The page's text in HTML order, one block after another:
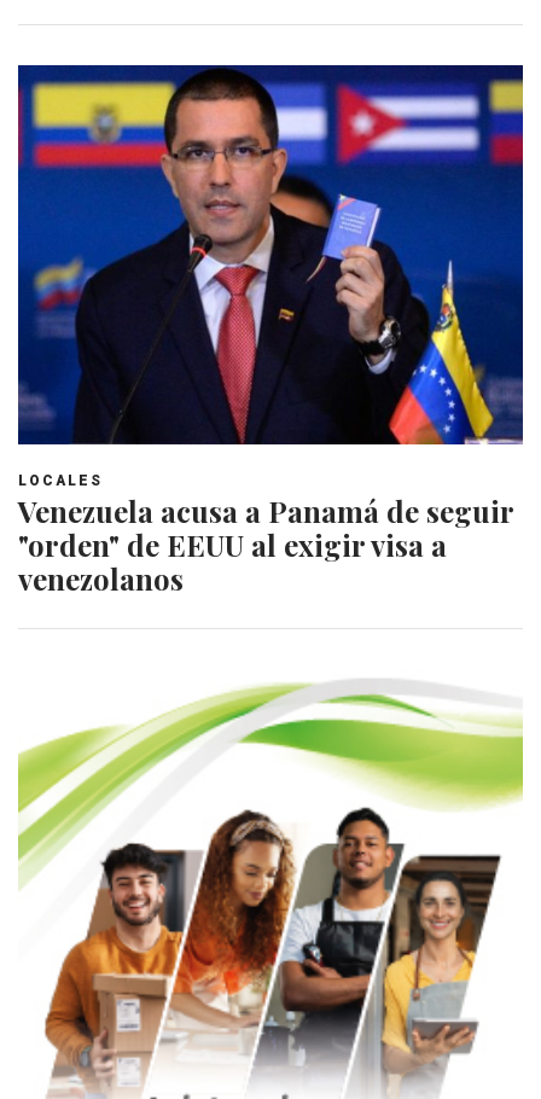
LOCALES
Venezuela acusa a Panamá de seguir
"orden" de EEUU al exigir visa a
venezolanos